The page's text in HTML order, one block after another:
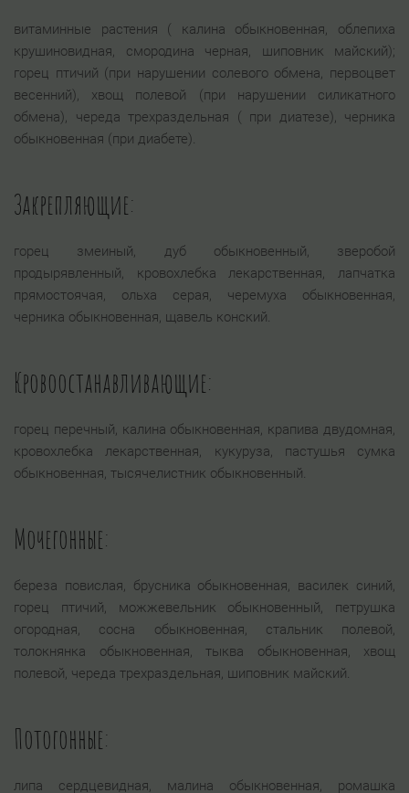
витаминные растения ( калина обыкновенная, облепиха
крушиновидная, смородина черная, шиповник майский);
горец птичий (при нарушении солевого обмена, первоцвет
весенний), хвощ полевой (при нарушении силикатного
обмена), череда трехраздельная ( при диатезе), черника
обыкновенная (при диабете).
Закрепляющие:
горец змеиный, дуб обыкновенный, зверобой
продырявленный, кровохлебка лекарственная, лапчатка
прямостоячая, ольха серая, черемуха обыкновенная,
черника обыкновенная, щавель конский.
Кровоостанавливающие:
горец перечный, калина обыкновенная, крапива двудомная,
кровохлебка лекарственная, кукуруза, пастушья сумка
обыкновенная, тысячелистник обыкновенный.
Мочегонные:
береза повислая, брусника обыкновенная, василек синий,
горец птичий, можжевельник обыкновенный, петрушка
огородная, сосна обыкновенная, стальник полевой,
толокнянка обыкновенная, тыква обыкновенная, хвощ
полевой, череда трехраздельная, шиповник майский.
Потогонные:
липа сердцевидная, малина обыкновенная, ромашка